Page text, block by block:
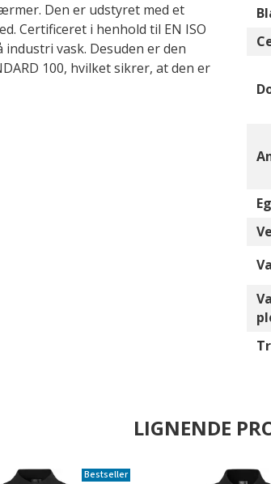
Den er udstyret med et
Certificeret i henhold til EN ISO
vask. Desuden er den
100, hvilket sikrer, at den er
LIGNENDE
Bestseller